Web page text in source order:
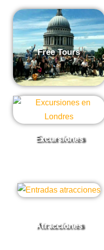
Free Tours
Excursiones
Atracciones